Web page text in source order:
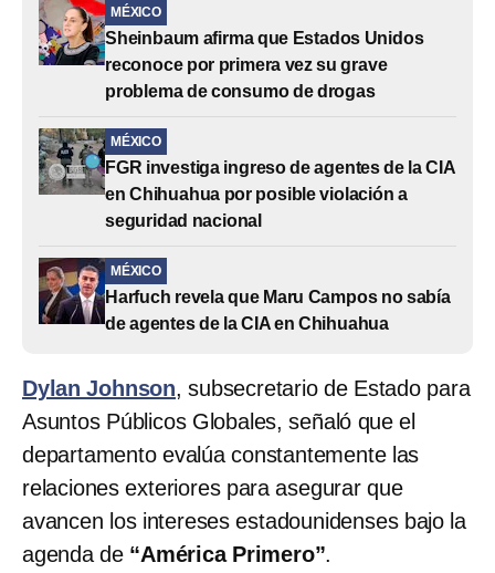
MÉXICO
Sheinbaum afirma que Estados Unidos
reconoce por primera vez su grave
problema de consumo de drogas
MÉXICO
FGR investiga ingreso de agentes de la CIA
en Chihuahua por posible violación a
seguridad nacional
MÉXICO
Harfuch revela que Maru Campos no sabía
de agentes de la CIA en Chihuahua
Dylan Johnson, subsecretario de Estado para
Asuntos Públicos Globales, señaló que el
departamento evalúa constantemente las
relaciones exteriores para asegurar que
avancen los intereses estadounidenses bajo la
agenda de “América Primero”.